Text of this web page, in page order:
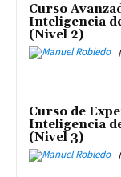
Curso
Inteligencia
(Nivel 2)
Curso de
Inteligencia
(Nivel 3)